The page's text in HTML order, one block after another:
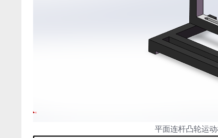
平面连杆凸轮运